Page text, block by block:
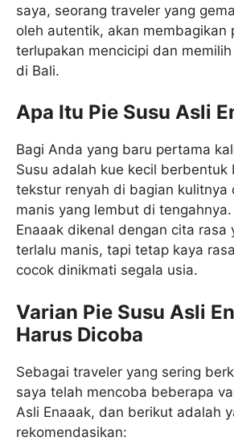
saya, seorang traveler yang
oleh autentik, akan membagikan
terlupakan mencicipi dan
di Bali.
Apa Itu Pie Susu Asli
Bagi Anda yang baru pertama
Susu adalah kue kecil berbentuk
tekstur renyah di bagian kulitnya
manis yang lembut di tengahnya.
Enaaak dikenal dengan cita
terlalu manis, tapi tetap kaya
cocok dinikmati segala usia.
Varian Pie Susu Asli
Harus Dicoba
Sebagai traveler yang sering
saya telah mencoba beberapa
Asli Enaaak, dan berikut adalah
rekomendasikan: